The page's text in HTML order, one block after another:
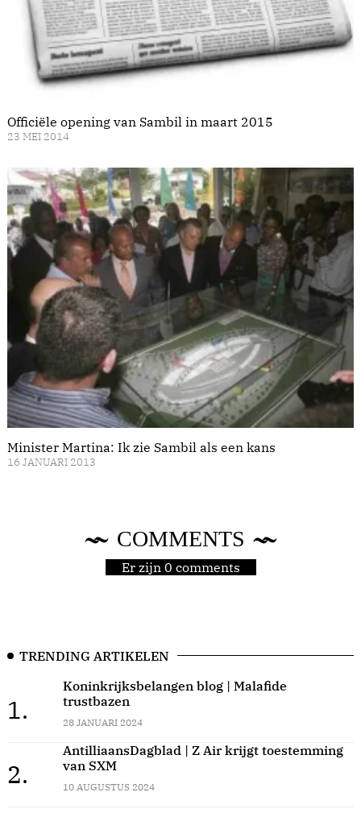
Officiële opening van Sambil in maart 2015
23 MEI 2014
Minister Martina: Ik zie Sambil als een kans
16 JANUARI 2013
COMMENTS
Er zijn 0 comments
TRENDING ARTIKELEN
1.
Koninkrijksbelangen blog | Malafide
trustbazen
28 JANUARI 2024
2.
AntilliaansDagblad | Z Air krijgt toestemming
van SXM
10 AUGUSTUS 2024